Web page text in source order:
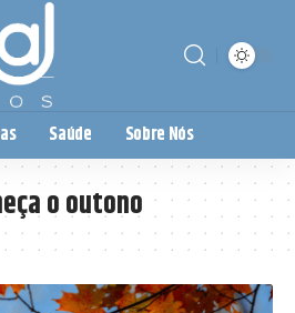
Saúde Sobre Nós
o outono